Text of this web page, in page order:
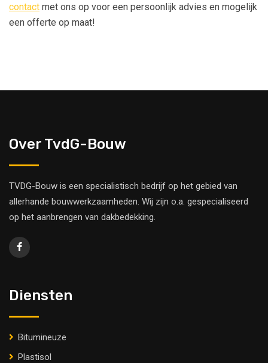
contact met ons op voor een persoonlijk advies en mogelijk
een offerte op maat!
Over TvdG-Bouw
TVDG-Bouw is een specialistisch bedrijf op het gebied van
allerhande bouwwerkzaamheden. Wij zijn o.a. gespecialiseerd
op het aanbrengen van dakbedekking.
Diensten
Bitumineuze
Plastisol